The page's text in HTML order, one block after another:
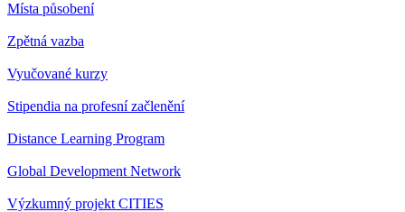
Místa působení
Zpětná vazba
Vyučované kurzy
Stipendia na profesní začlenění
Distance Learning Program
Global Development Network
Výzkumný projekt CITIES